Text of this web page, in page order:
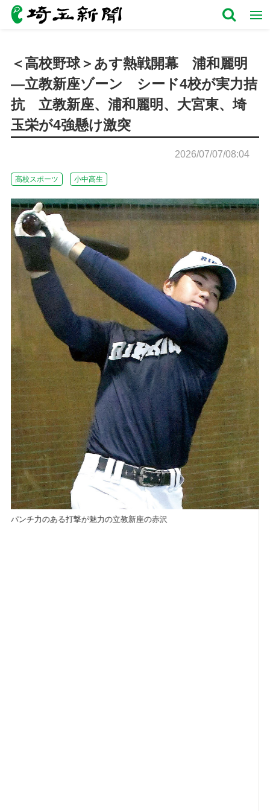
＜高校野球＞あす熱戦開幕 浦和麗明
―立教新座ゾーン シード4校が実力拮
抗 立教新座、浦和麗明、大宮東、埼
玉栄が4強懸け激突
2026/07/07/08:04
高校スポーツ 小中高生
パンチ力のある打撃が魅力の立教新座の赤沢